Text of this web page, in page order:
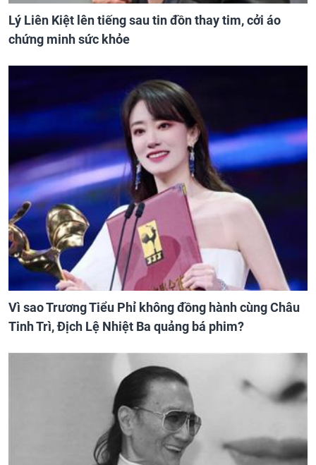
Lý Liên Kiệt lên tiếng sau tin đồn thay tim, cởi áo
chứng minh sức khỏe
Vì sao Trương Tiểu Phỉ không đồng hành cùng Châu
Tinh Trì, Địch Lệ Nhiệt Ba quảng bá phim?